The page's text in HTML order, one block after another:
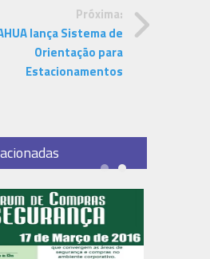
Próxima:
lança Sistema de
Orientação para
Estacionamentos